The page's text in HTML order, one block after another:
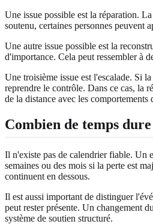
Une issue possible est la réparation.
soutenu, certaines personnes peuvent
Une autre issue possible est la
d'importance. Cela peut ressembler à
Une troisième issue est l'escalade. Si
reprendre le contrôle. Dans ce cas, la
de la distance avec les comportements
Combien de temps
Il n'existe pas de calendrier fiable. Un
semaines ou des mois si la perte est
continuent en dessous.
Il est aussi important de distinguer
peut rester présente. Un changement
système de soutien structuré.